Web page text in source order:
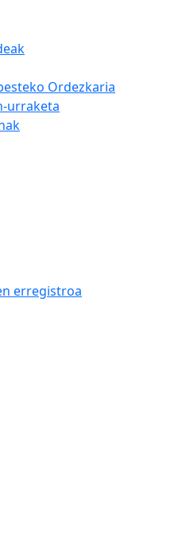
Ordezkaria
urraketa
erregistroa